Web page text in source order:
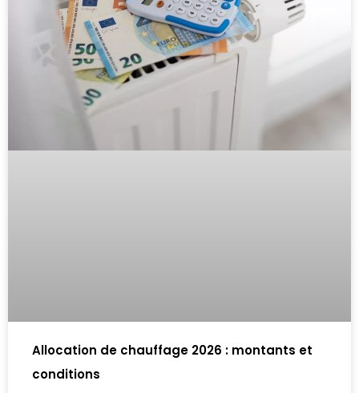
Allocation de chauffage 2026 : montants et
conditions